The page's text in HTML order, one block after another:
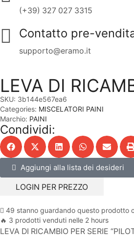
(+39) 327 027 3315
Contatto pre-
supporto@eramo.it
LEVA DI
SKU: 3b144e567ea6
Categories: MISCELATORI PAINI
Marchio: PAINI
Condividi:
Aggiungi alla lista dei desideri
LOGIN PER PREZZO
49 stanno guardando questo prodotto
🔥 3 prodotti venduti nelle 2 hours
LEVA DI RICAMBIO PER SERIE